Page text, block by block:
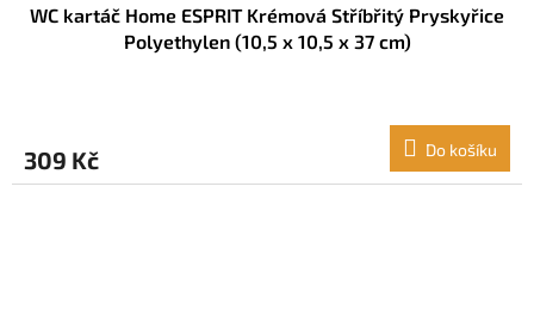
WC kartáč Home ESPRIT Krémová Stříbřitý Pryskyřice
Polyethylen (10,5 x 10,5 x 37 cm)
309 Kč Do košíku